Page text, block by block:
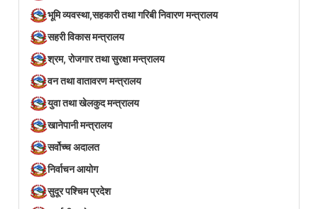
भूमि व्यवस्था,सहकारी तथा गरिबी निवारण मन्त्रालय
सहरी विकास मन्त्रालय
श्रम, रोजगार तथा सुरक्षा मन्त्रालय
वन तथा वातावरण मन्त्रालय
युवा तथा खेलकुद मन्त्रालय
खानेपानी मन्त्रालय
सर्वोच्च अदालत
निर्वाचन आयोग
सुदूर पश्चिम प्रदेश